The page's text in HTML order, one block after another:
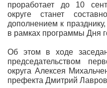
проработает до 10
округе станет
дополнением к
в рамках программы Дня
Об этом в ходе
председательством
округа Алексея
префекта Дмитрий